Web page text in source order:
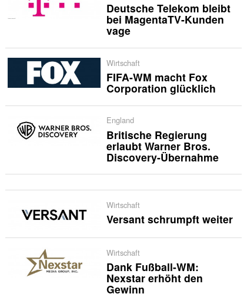
Deutsche Telekom bleibt
bei MagentaTV-Kunden
vage
Wirtschaft
FIFA-WM macht Fox
Corporation glücklich
England
Britische Regierung
erlaubt Warner Bros.
Discovery-Übernahme
Wirtschaft
Versant schrumpft weiter
Wirtschaft
Dank Fußball-WM:
Nexstar erhöht den
Gewinn